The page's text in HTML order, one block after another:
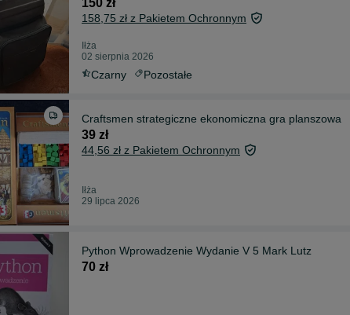
158,75 zł z Pakietem Ochronnym
Iłża
02 sierpnia 2026
Czarny Pozostałe
Craftsmen strategiczne ekonomiczna gra planszowa
39 zł
44,56 zł z Pakietem Ochronnym
Iłża
29 lipca 2026
Python Wprowadzenie Wydanie V 5 Mark Lutz
70 zł